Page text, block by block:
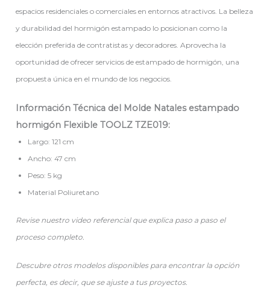
espacios residenciales o comerciales en entornos atractivos. La belleza
y durabilidad del hormigón estampado lo posicionan como la
elección preferida de contratistas y decoradores. Aprovecha la
oportunidad de ofrecer servicios de estampado de hormigón, una
propuesta única en el mundo de los negocios.
Información Técnica del Molde Natales estampado
hormigón Flexible TOOLZ TZE019:
Largo: 121 cm
Ancho: 47 cm
Peso: 5 kg
Material Poliuretano
Revise nuestro video referencial que explica paso a paso el
proceso completo.
Descubre otros modelos disponibles para encontrar la opción
perfecta, es decir, que se ajuste a tus proyectos.